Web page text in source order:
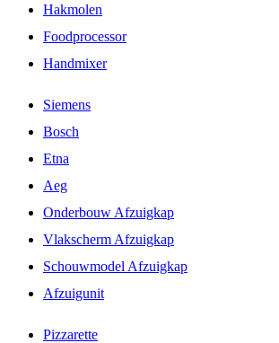
Hakmolen
Foodprocessor
Handmixer
Siemens
Bosch
Etna
Aeg
Onderbouw Afzuigkap
Vlakscherm Afzuigkap
Schouwmodel Afzuigkap
Afzuigunit
Pizzarette